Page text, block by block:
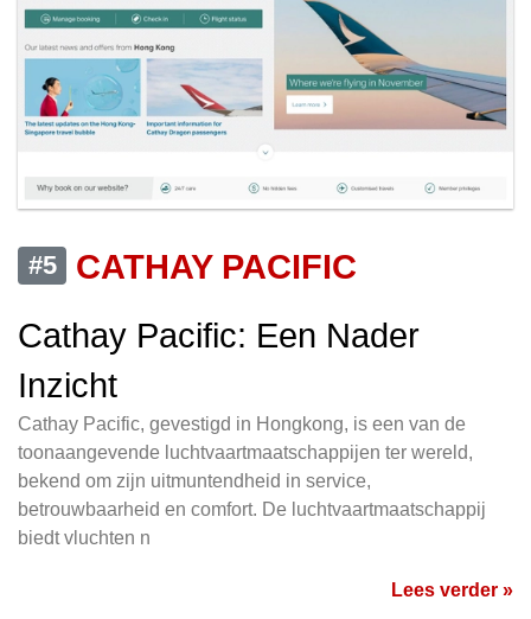
#5
CATHAY PACIFIC
Cathay Pacific: Een Nader
Inzicht
Cathay Pacific, gevestigd in Hongkong, is een van de
toonaangevende luchtvaartmaatschappijen ter wereld,
bekend om zijn uitmuntendheid in service,
betrouwbaarheid en comfort. De luchtvaartmaatschappij
biedt vluchten n
Lees verder »